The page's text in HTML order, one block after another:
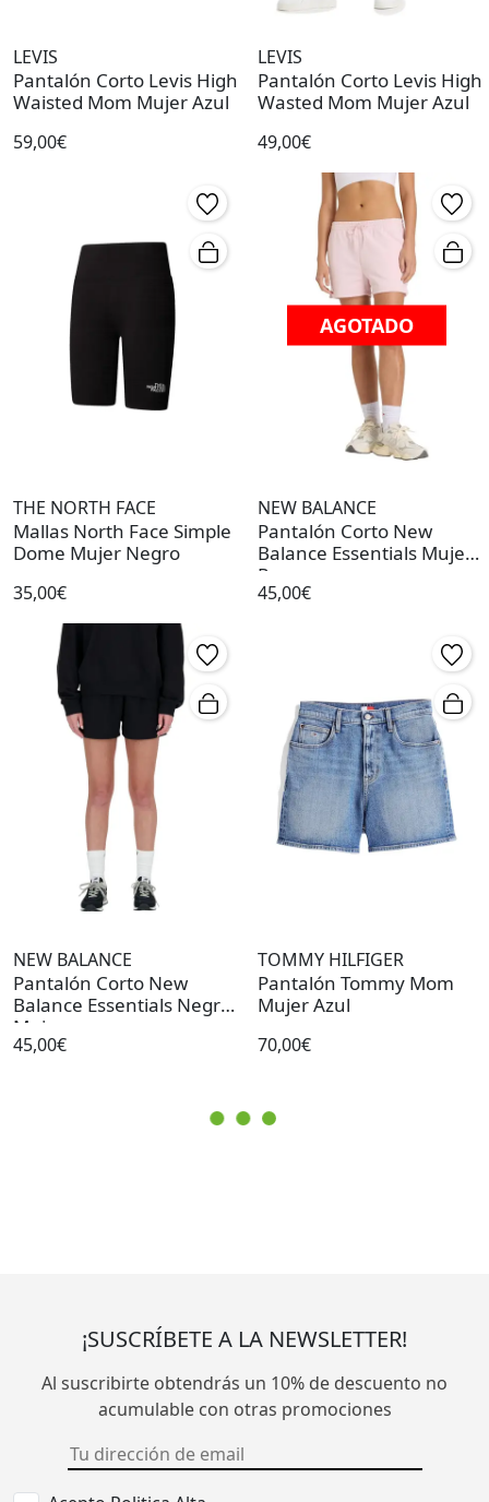
LEVIS
Pantalón Corto Levis High
Waisted Mom Mujer Azul
59,00€
LEVIS
Pantalón Corto Levis High
Wasted Mom Mujer Azul
49,00€
THE NORTH FACE
Mallas North Face Simple
Dome Mujer Negro
35,00€
AGOTADO
NEW BALANCE
Pantalón Corto New
Balance Essentials Mujer
Rosa
45,00€
NEW BALANCE
Pantalón Corto New
Balance Essentials Negro
Mujer
45,00€
TOMMY HILFIGER
Pantalón Tommy Mom
Mujer Azul
70,00€
¡SUSCRÍBETE A LA NEWSLETTER!
Al suscribirte obtendrás un 10% de descuento no
acumulable con otras promociones